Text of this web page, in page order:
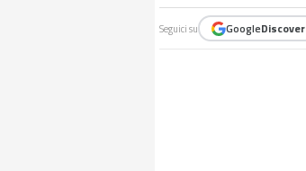
Seguici su GoogleDiscover